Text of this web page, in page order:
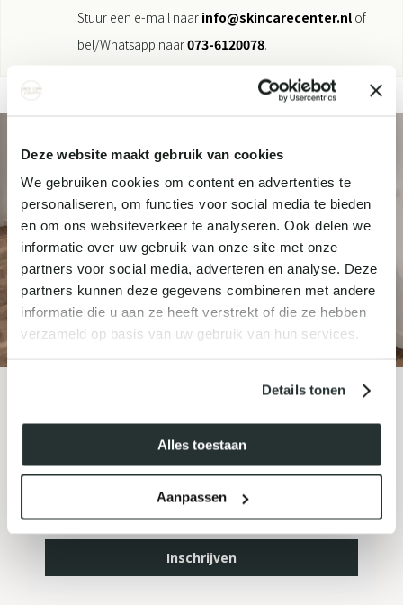
Deze website maakt gebruik van cookies
We gebruiken cookies om content en advertenties te
personaliseren, om functies voor social media te bieden
en om ons websiteverkeer te analyseren. Ook delen we
informatie over uw gebruik van onze site met onze
partners voor social media, adverteren en analyse. Deze
partners kunnen deze gegevens combineren met andere
informatie die u aan ze heeft verstrekt of die ze hebben
verzameld op basis van uw gebruik van hun services.
Details tonen
Alles toestaan
Aanpassen
Stuur een e-mail naar info@skincarecenter.nl of
bel/Whatsapp naar073-6120078.
NIEUWSBRIEF
Inschrijven